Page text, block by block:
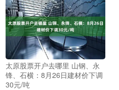
太原股票开户去哪里 山钢、永
锋、石横：8月26日建材价下调
30元/吨